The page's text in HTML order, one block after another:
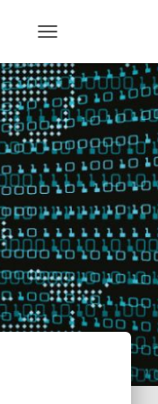
O
G
G
L
E
N
A
V
G
A
T
I
O
N